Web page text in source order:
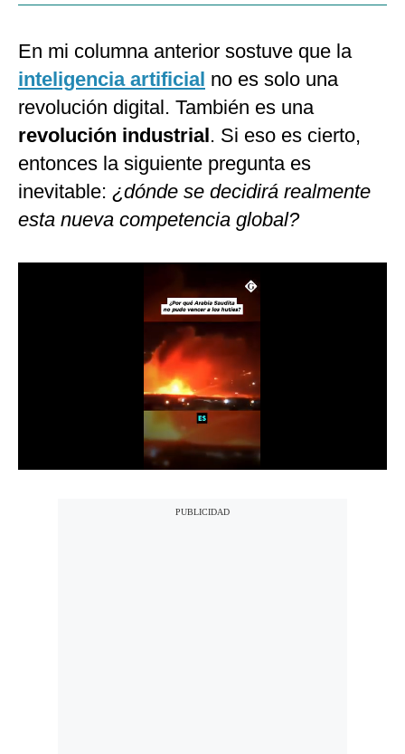
En mi columna anterior sostuve que la
inteligencia artificial no es solo una
revolución digital. También es una
revolución industrial. Si eso es cierto,
entonces la siguiente pregunta es
inevitable: ¿dónde se decidirá realmente
esta nueva competencia global?